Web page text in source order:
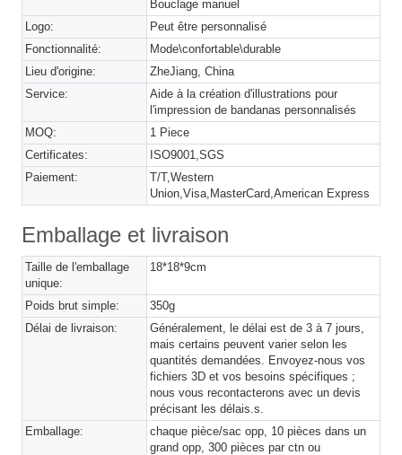
Bouclage manuel
Logo:
Peut être personnalisé
Fonctionnalité:
Mode\confortable\durable
Lieu d'origine:
ZheJiang, China
Service:
Aide à la création d'illustrations pour
l'impression de bandanas personnalisés
MOQ:
1 Piece
Certificates:
ISO9001,SGS
Paiement:
T/T,Western
Union,Visa,MasterCard,American Express
Emballage et livraison
Taille de l'emballage
unique:
18*18*9cm
Poids brut simple:
350g
Délai de livraison:
Généralement, le délai est de 3 à 7 jours,
mais certains peuvent varier selon les
quantités demandées. Envoyez-nous vos
fichiers 3D et vos besoins spécifiques ;
nous vous recontacterons avec un devis
précisant les délais.s.
Emballage:
chaque pièce/sac opp, 10 pièces dans un
grand opp, 300 pièces par ctn ou